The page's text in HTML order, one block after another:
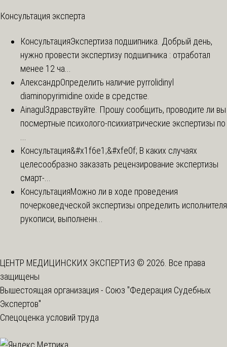
Консультация эксперта
КонсультацияЭкспертиза подшипника. Добрый день,
нужно провести экспертизу подшипника : отработал
менее 12 ча...
АлександрОпределить наличие pyrrolidinyl
diaminopyrimidine oxide в средстве.
AinagulЗдравствуйте. Прошу сообщить, проводите ли вы
посмертные психолого-психиатрические экспертизы по
Консультация&#x1f6e1;&#xfe0f; В каких случаях
целесообразно заказать рецензирование экспертизы
смарт-...
КонсультацияМожно ли в ходе проведения
почерковедческой экспертизы определить исполнителя
рукописи, выполненн...
ЦЕНТР МЕДИЦИНСКИХ ЭКСПЕРТИЗ © 2026. Все права
защищены
Вышестоящая организация - Союз "Федерация Судебных
Экспертов"
Спецоценка условий труда